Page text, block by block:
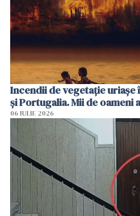
Incendii de vegetație uriașe
și Portugalia. Mii de oameni
06 IULIE 2026